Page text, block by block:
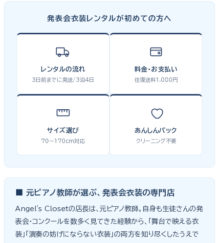
発表会衣装レンタルが初めての方へ
レンタルの流れ
3日前までに発送/3泊4日
料金・お支払い
往復送料1,080円
サイズ選び
70〜170cm対応
あんしんパック
クリーニング不要
■ 元ピアノ教師が選ぶ、発表会衣装の専門店
Angel's Closetの店長は、元ピアノ教師。自身も生徒さんの発
表会・コンクールを数多く見てきた経験から、「舞台で映える衣
装」「演奏の妨げにならない衣装」の両方を知り尽くしたうえで